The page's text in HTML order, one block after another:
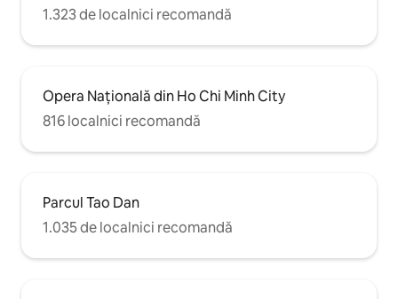
cafenele de tip boutique și galerii de
artă. Stai literalmente în inima orașului
Ho Chi Minh. 3 minute până la Bitexco
taxiurile sunt chiar în fața ușii.
Pregătește-te să explorezi Saigonul –
Perla Orientului Îndepărtat!
1.323 de localnici recomandă
Opera Națională din Ho Chi Minh City
816 localnici recomandă
Parcul Tao Dan
1.035 de localnici recomandă